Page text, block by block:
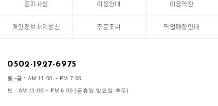
공지사항 이용안내 이용약관
개인정보처리방침 주문조회 픽업매장안내
0502-1927-6975
월~금 : AM 11:00 ~ PM 7:00
토 : AM 11:00 ~ PM 6:00 (공휴일,일요일 휴무)